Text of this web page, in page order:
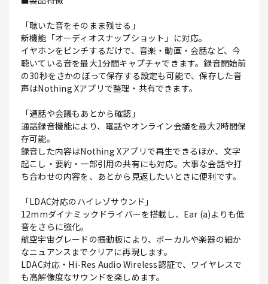
「聴いた音をそのまま残せる」
新機能「オーディオスナップショット」に対応。
イヤホンをピンチするだけで、音楽・動画・会話など、今
聴いている音を最大1分間キャプチャできます。録音開始前
の30秒をさかのぼって保存する設定も可能で、保存した音
声はNothing Xアプリで整理・共有できます。
「通話や会議もあとから確認」
通話録音機能により、電話やオンライン会議を最大2時間保
存可能。
録音した内容はNothing Xアプリで再生できるほか、文字
起こし・要約・一部引用の共有にも対応。大事な会話や打
ち合わせの内容を、あとから見返したいときに便利です。
「LDAC対応のハイレゾサウンド」
12mmダイナミックドライバーを搭載し、Ear (a)よりも低
音をさらに強化。
航空宇宙グレードの振動板により、ボーカルや楽器の細か
なニュアンスまでクリアに再現します。
LDAC対応・Hi-Res Audio Wireless認証で、ワイヤレスで
も高解像度なサウンドを楽しめます。